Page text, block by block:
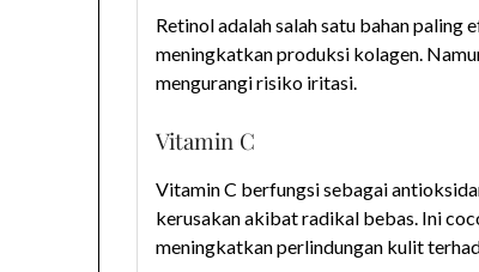
Retinol adalah salah satu bahan
meningkatkan produksi kolagen.
mengurangi risiko iritasi.
Vitamin C
Vitamin C berfungsi sebagai
kerusakan akibat radikal bebas. Ini
meningkatkan perlindungan kulit